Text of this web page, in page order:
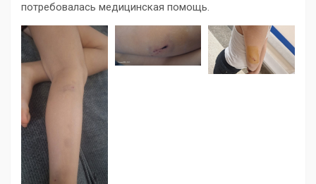
потребовалась медицинская помощь.